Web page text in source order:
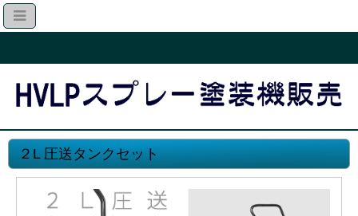
２L 圧送タンクセット